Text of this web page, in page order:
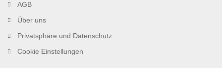
AGB
Über uns
Privatsphäre und Datenschutz
Cookie Einstellungen